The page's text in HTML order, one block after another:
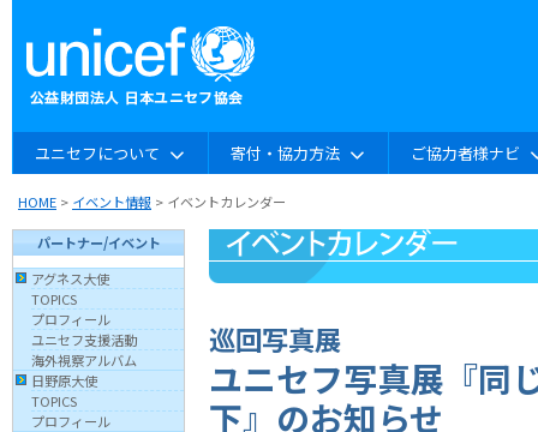
ユニセフについて 寄付・協力方法 ご協力者様ナビ
HOME > イベント情報 > イベントカレンダー
パートナー/イベント
アグネス大使
TOPICS
プロフィール
ユニセフ支援活動
海外視察アルバム
日野原大使
TOPICS
プロフィール
巡回写真展
ユニセフ写真展『同
下』のお知らせ